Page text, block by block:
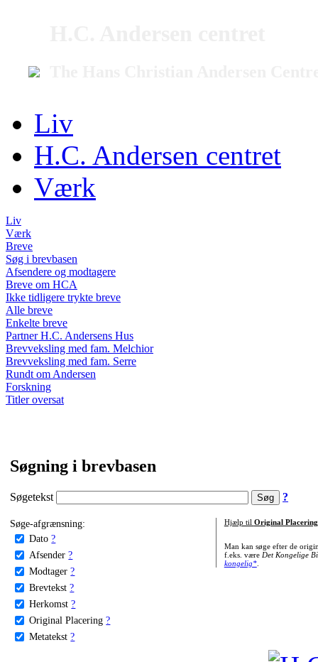
Liv
H.C. Andersen centret
Værk
Liv
Værk
Breve
Søg i brevbasen
Afsendere og modtagere
Breve om HCA
Ikke tidligere trykte breve
Alle breve
Enkelte breve
Partner H.C. Andersens Hus
Brevveksling med fam. Melchior
Brevveksling med fam. Serre
Rundt om Andersen
Forskning
Titler oversat
Søgning i brevbasen
Søgetekst ?
Søge-afgrænsning:
Dato ?
Afsender ?
Modtager ?
Brevtekst ?
Herkomst ?
Original Placering ?
Metatekst ?
Hjælp til Original Placering
Man kan søge efter de
f.eks. være Det Kongelige
kongelig*.